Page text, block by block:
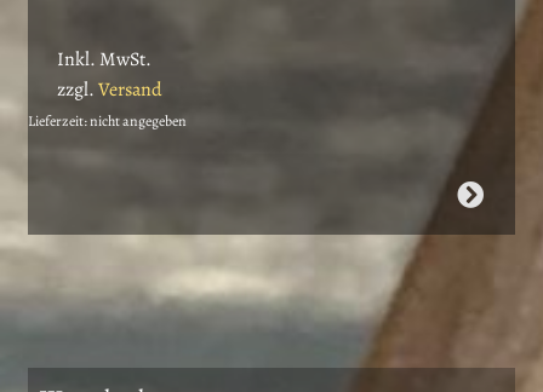
Inkl. MwSt.
zzgl.Versand
Lieferzeit: nicht angegeben
mehrere
Varianten
Die